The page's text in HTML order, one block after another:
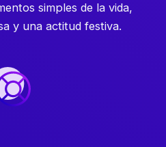
simples de la vida,
y una actitud festiva.